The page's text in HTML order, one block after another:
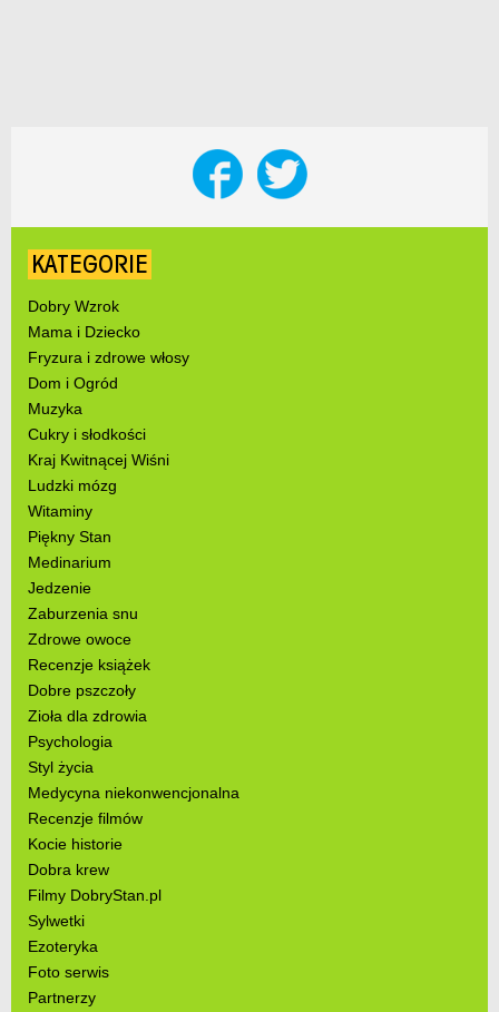
KATEGORIE
Dobry Wzrok
Mama i Dziecko
Fryzura i zdrowe włosy
Dom i Ogród
Muzyka
Cukry i słodkości
Kraj Kwitnącej Wiśni
Ludzki mózg
Witaminy
Piękny Stan
Medinarium
Jedzenie
Zaburzenia snu
Zdrowe owoce
Recenzje książek
Dobre pszczoły
Zioła dla zdrowia
Psychologia
Styl życia
Medycyna niekonwencjonalna
Recenzje filmów
Kocie historie
Dobra krew
Filmy DobryStan.pl
Sylwetki
Ezoteryka
Foto serwis
Partnerzy